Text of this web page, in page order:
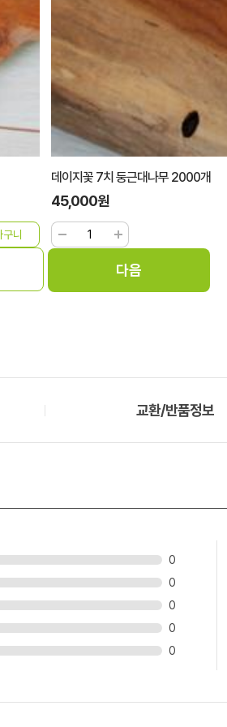
데이지꽃 7치 둥근대나무 2000개
45,000원
교환/반품정보
0
0
0
0
0